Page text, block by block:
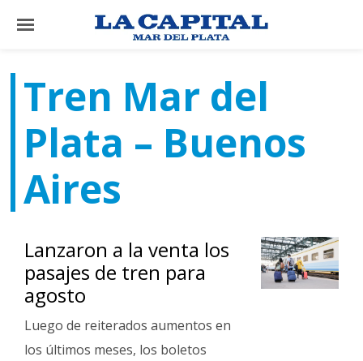
×
País
Mundo
Cultura
Tecnología
Gastronomía
Salud
Tren Mar del
Plata – Buenos
Aires
Lanzaron a la venta los
pasajes de tren para
agosto
Luego de reiterados aumentos en
los últimos meses, los boletos